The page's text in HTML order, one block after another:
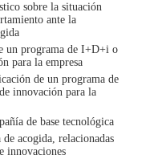
sobre la situación
ante la
un programa de I+D+i o
para la empresa
de un programa de
innovación para la
de base tecnológica
acogida, relacionadas
innovaciones